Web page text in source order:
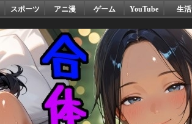
スポーツ アニ漫 ゲーム YouTube 生活